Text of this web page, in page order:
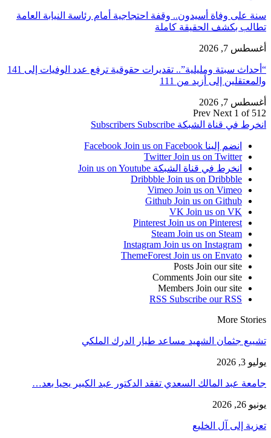
سنة على وفاة أسيدون.. وقفة احتجاجية أمام رئاسة النيابة العامة
تطالب بكشف الحقيقة كاملة
أغسطس 7, 2026
“أحداث سبتة ومليلية”.. تقديرات حقوقية ترفع عدد الوفيات إلى 141
والمعتقلين إلى أزيد من 111
أغسطس 7, 2026
Prev Next 1 of 512
انخرط في قناة الشبكة
Subscribers Subscribe
انضم إلينا Facebook Join us on Facebook
Twitter Join us on Twitter
انخرط في قناة الشبكة Join us on Youtube
Dribbble Join us on Dribbble
Vimeo Join us on Vimeo
Github Join us on Github
VK Join us on VK
Pinterest Join us on Pinterest
Steam Join us on Steam
Instagram Join us on Instagram
ThemeForest Join us on Envato
Posts Join our site
Comments Join our site
Members Join our site
RSS Subscribe our RSS
More Stories
تشييع جثمان الشهيد مساعد طيار الدرك الملكي
يوليو 3, 2026
​جامعة عبد المالك السعدي تفقد الدكتور عبد الكبير يحيا بعد…
يونيو 26, 2026
تعزية إلى آل الخليع